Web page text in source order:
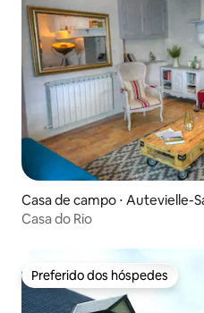
Casa de campo ⋅ Autevielle-
en
Casa do Rio
Preferido dos hóspedes
Preferido dos hóspedes